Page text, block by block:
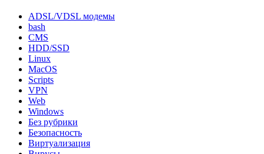
ADSL/VDSL модемы
bash
CMS
HDD/SSD
Linux
MacOS
Scripts
VPN
Web
Windows
Без рубрики
Безопасность
Виртуализация